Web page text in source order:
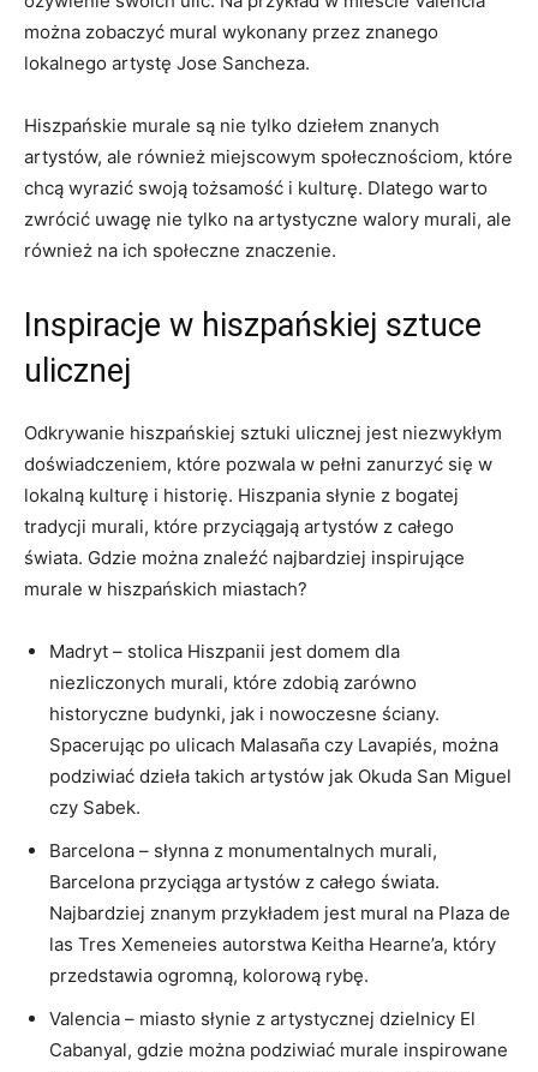
można zobaczyć mural wykonany przez znanego
lokalnego artystę Jose Sancheza.
Hiszpańskie murale są nie tylko dziełem znanych
artystów, ale również miejscowym społecznościom, które
chcą wyrazić swoją tożsamość i kulturę. Dlatego warto
zwrócić uwagę nie tylko na artystyczne walory murali, ale
również na ich społeczne znaczenie.
Inspiracje w hiszpańskiej sztuce
ulicznej
Odkrywanie hiszpańskiej sztuki ulicznej jest niezwykłym
doświadczeniem, które pozwala w pełni zanurzyć się w
lokalną kulturę i historię. Hiszpania słynie z bogatej
tradycji murali, które przyciągają artystów z całego
świata. Gdzie można znaleźć najbardziej inspirujące
murale w hiszpańskich miastach?
Madryt – stolica Hiszpanii jest domem dla
niezliczonych murali, które zdobią zarówno
historyczne budynki, jak i nowoczesne ściany.
Spacerując po ulicach Malasaña czy Lavapiés, można
podziwiać dzieła takich artystów jak Okuda San Miguel
czy Sabek.
Barcelona – słynna z monumentalnych murali,
Barcelona przyciąga artystów z całego świata.
Najbardziej znanym przykładem jest mural na Plaza de
las Tres Xemeneies autorstwa Keitha Hearne’a, który
przedstawia ogromną, kolorową rybę.
Valencia – miasto słynie z artystycznej dzielnicy El
Cabanyal, gdzie można podziwiać murale inspirowane